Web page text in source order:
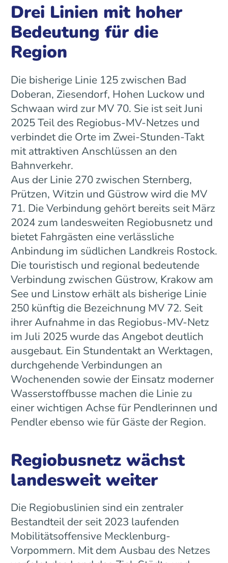
Drei Linien mit hoher
Bedeutung für die
Region
Die bisherige Linie 125 zwischen Bad
Doberan, Ziesendorf, Hohen Luckow und
Schwaan wird zur MV 70. Sie ist seit Juni
2025 Teil des Regiobus-MV-Netzes und
verbindet die Orte im Zwei-Stunden-Takt
mit attraktiven Anschlüssen an den
Bahnverkehr.
Aus der Linie 270 zwischen Sternberg,
Prützen, Witzin und Güstrow wird die MV
71. Die Verbindung gehört bereits seit März
2024 zum landesweiten Regiobusnetz und
bietet Fahrgästen eine verlässliche
Anbindung im südlichen Landkreis Rostock.
Die touristisch und regional bedeutende
Verbindung zwischen Güstrow, Krakow am
See und Linstow erhält als bisherige Linie
250 künftig die Bezeichnung MV 72. Seit
ihrer Aufnahme in das Regiobus-MV-Netz
im Juli 2025 wurde das Angebot deutlich
ausgebaut. Ein Stundentakt an Werktagen,
durchgehende Verbindungen an
Wochenenden sowie der Einsatz moderner
Wasserstoffbusse machen die Linie zu
einer wichtigen Achse für Pendlerinnen und
Pendler ebenso wie für Gäste der Region.
Regiobusnetz wächst
landesweit weiter
Die Regiobuslinien sind ein zentraler
Bestandteil der seit 2023 laufenden
Mobilitätsoffensive Mecklenburg-
Vorpommern. Mit dem Ausbau des Netzes